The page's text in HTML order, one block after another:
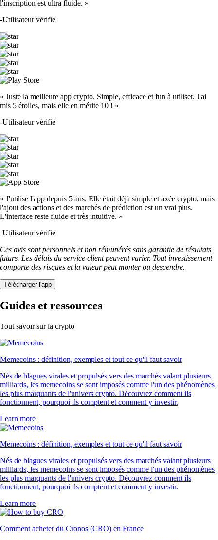
l'inscription est ultra fluide. »
-Utilisateur vérifié
« Juste la meilleure app crypto. Simple, efficace et fun à utiliser. J'ai
mis 5 étoiles, mais elle en mérite 10 ! »
-Utilisateur vérifié
« J'utilise l'app depuis 5 ans. Elle était déjà simple et axée crypto, mais
l'ajout des actions et des marchés de prédiction est un vrai plus.
L'interface reste fluide et très intuitive. »
-Utilisateur vérifié
Ces avis sont personnels et non rémunérés sans garantie de résultats
futurs. Les délais du service client peuvent varier. Tout investissement
comporte des risques et la valeur peut monter ou descendre.
Télécharger l'app
Guides et ressources
Tout savoir sur la crypto
Memecoins : définition, exemples et tout ce qu'il faut savoir
Nés de blagues virales et propulsés vers des marchés valant plusieurs
milliards, les memecoins se sont imposés comme l'un des phénomènes
les plus marquants de l'univers crypto. Découvrez comment ils
fonctionnent, pourquoi ils comptent et comment y investir.
Learn more
Memecoins : définition, exemples et tout ce qu'il faut savoir
Nés de blagues virales et propulsés vers des marchés valant plusieurs
milliards, les memecoins se sont imposés comme l'un des phénomènes
les plus marquants de l'univers crypto. Découvrez comment ils
fonctionnent, pourquoi ils comptent et comment y investir.
Learn more
Comment acheter du Cronos (CRO) en France